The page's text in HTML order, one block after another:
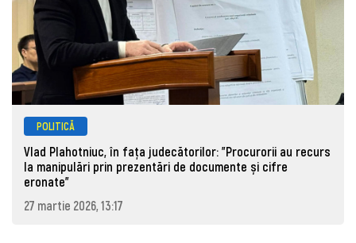
POLITICĂ
Vlad Plahotniuc, în fața judecătorilor: "Procurorii au recurs
la manipulări prin prezentări de documente și cifre
eronate"
27 martie 2026, 13:17